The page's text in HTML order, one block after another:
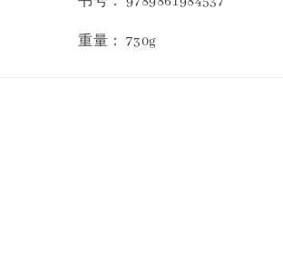
重量： 730g